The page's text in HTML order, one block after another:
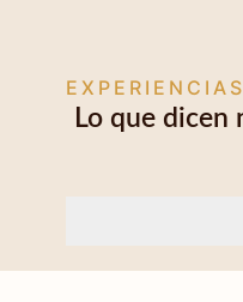
Lo que dicen